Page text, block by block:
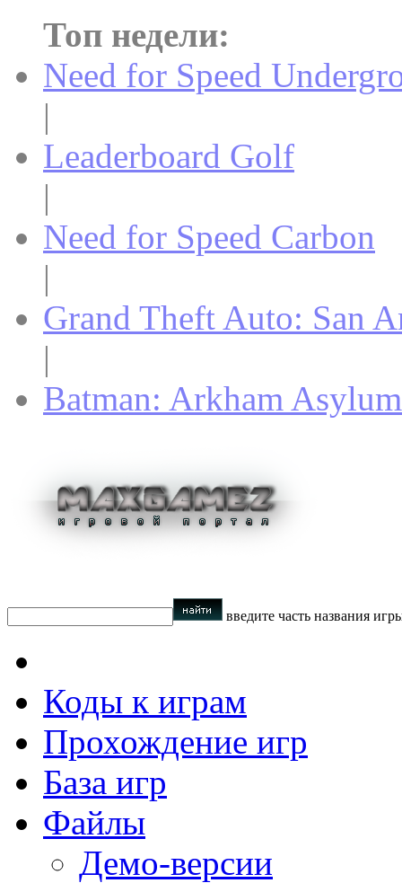
Топ недели:
Need for Speed
|
Leaderboard Golf
|
Need for Speed Carbon
|
Grand Theft Auto: San
|
Batman: Arkham Asylum
введите часть названия
Коды к играм
Прохождение игр
База игр
Файлы
Демо-версии